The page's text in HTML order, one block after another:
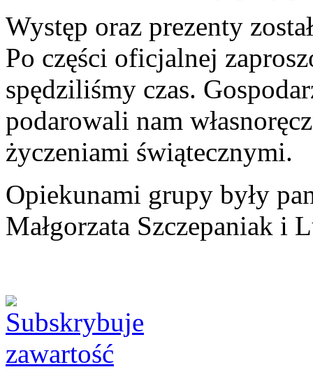
Występ oraz prezenty
Po części oficjalnej
spędziliśmy czas.
podarowali nam
życzeniami świątecznymi.
Opiekunami grupy były
Małgorzata Szczepaniak i